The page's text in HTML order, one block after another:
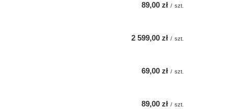
89,00 zł / szt.
2 599,00 zł / szt.
69,00 zł / szt.
89,00 zł / szt.